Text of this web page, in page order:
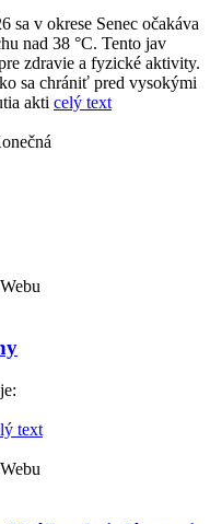
sa v okrese Senec očakáva
nad 38 °C. Tento jav
zdravie a fyzické aktivity.
sa chrániť pred vysokými
akti celý text
text